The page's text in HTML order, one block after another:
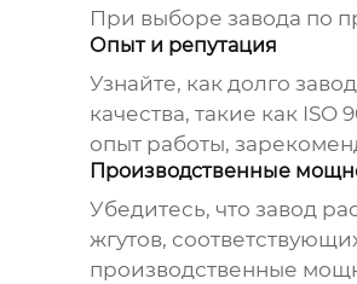
При выборе завода по
Опыт и репутация
Узнайте, как долго завод
качества, такие как ISO
опыт работы,
Производственные
Убедитесь, что завод
жгутов,
производственные